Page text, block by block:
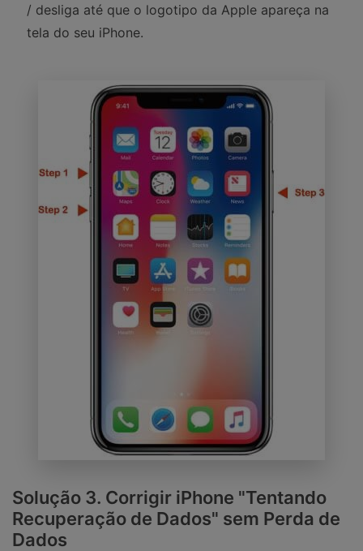
/ desliga até que o logotipo da Apple apareça na
tela do seu iPhone.
Solução 3. Corrigir iPhone "Tentando
Recuperação de Dados" sem Perda de
Dados